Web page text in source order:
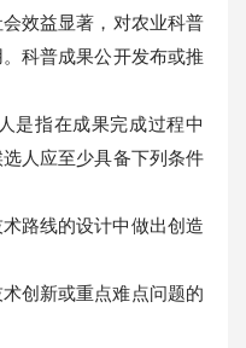
效益显著，对农业科普
科普成果公开发布或推
是指在成果完成过程中
人应至少具备下列条件
路线的设计中做出创造
创新或重点难点问题的